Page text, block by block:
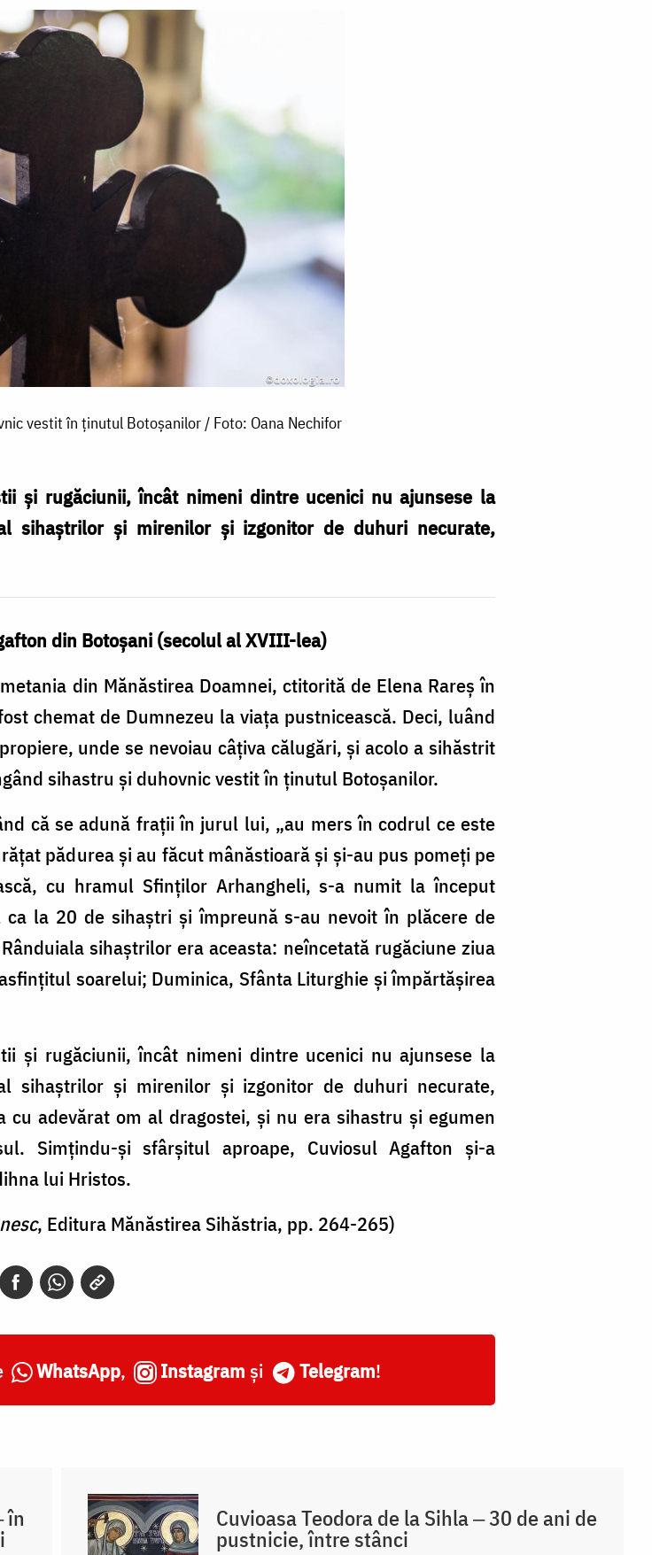
vestit în ținutul Botoșanilor / Foto: Oana Nechifor
și rugăciunii, încât nimeni dintre ucenici nu ajunsese la
sihaștrilor și mirenilor și izgonitor de duhuri necurate,
din Botoşani (secolul al XVIII-lea)
din Mănăstirea Doamnei, ctitorită de Elena Rareş în
chemat de Dumnezeu la viaţa pustnicească. Deci, luând
unde se nevoiau câţiva călugări, şi acolo a sihăstrit
sihastru şi duhovnic vestit în ţinutul Botoşanilor.
că se adună fraţii în jurul lui, „au mers în codrul ce este
pădurea şi au făcut mânăstioară şi şi-au pus pomeţi pe
cu hramul Sfinţilor Arhangheli, s-a numit la început
ca la 20 de sihaştri şi împreună s-au nevoit în plăcere de
sihaştrilor era aceasta: neîncetată rugăciune ziua
soarelui; Duminica, Sfânta Liturghie şi împărtăşirea
şi rugăciunii, încât nimeni dintre ucenici nu ajunsese la
sihaştrilor şi mirenilor şi izgonitor de duhuri necurate,
adevărat om al dragostei, şi nu era sihastru şi egumen
Simţindu-şi sfârşitul aproape, Cuviosul Agafton şi-a
lui Hristos.
, Editura Mănăstirea Sihăstria, pp. 264-265)
WhatsApp, Instagram și Telegram!
în Cuvioasa Teodora de la Sihla ‒ 30 de ani de
pustnicie, între stânci